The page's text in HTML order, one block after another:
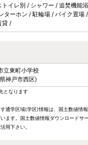
トイレ別 / シャワー / 追焚機能
ターホン / 駐輪場 / バイク置
貸 /
立東町小学校
神戸市西区)
となります
通学区域(学区)情報は、国土数値
ます。国土数値情報ダウンロード
用下さい。